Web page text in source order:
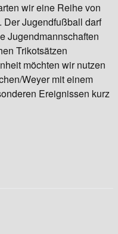
wir eine Reihe von
Der Jugendfußball darf
Jugendmannschaften
Trikotsätzen
möchten wir nutzen
Weyer mit einem
Ereignissen kurz